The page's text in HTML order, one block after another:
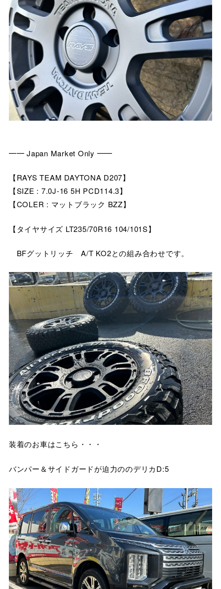
━━ Japan Market Only ━━
【RAYS TEAM DAYTONA D207】
【SIZE : 7.0J-16 5H PCD114.3】
【COLER : マットブラック BZZ】
【タイヤサイズ LT235/70R16 104/101S】
BFグットリッチ A/T KO2との組み合わせです。
装着のお車はこちら・・・
バンパー＆サイドガードが迫力ののデリカD:5